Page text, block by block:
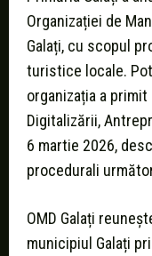
Organizației de
Galați, cu scopul
turistice locale.
organizația a
Digitalizării,
6 martie 2026,
procedurali
OMD Galați
municipiul Galați